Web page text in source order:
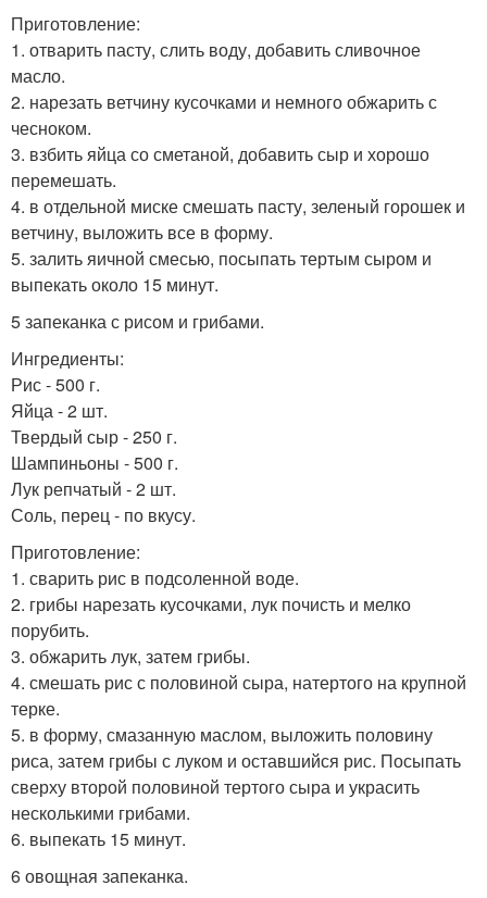
Приготовление:
1. отварить пасту, слить воду, добавить сливочное
масло.
2. нарезать ветчину кусочками и немного обжарить с
чесноком.
3. взбить яйца со сметаной, добавить сыр и хорошо
перемешать.
4. в отдельной миске смешать пасту, зеленый горошек и
ветчину, выложить все в форму.
5. залить яичной смесью, посыпать тертым сыром и
выпекать около 15 минут.
5 запеканка с рисом и грибами.
Ингредиенты:
Рис - 500 г.
Яйца - 2 шт.
Твердый сыр - 250 г.
Шампиньоны - 500 г.
Лук репчатый - 2 шт.
Соль, перец - по вкусу.
Приготовление:
1. сварить рис в подсоленной воде.
2. грибы нарезать кусочками, лук почисть и мелко
порубить.
3. обжарить лук, затем грибы.
4. смешать рис с половиной сыра, натертого на крупной
терке.
5. в форму, смазанную маслом, выложить половину
риса, затем грибы с луком и оставшийся рис. Посыпать
сверху второй половиной тертого сыра и украсить
несколькими грибами.
6. выпекать 15 минут.
6 овощная запеканка.